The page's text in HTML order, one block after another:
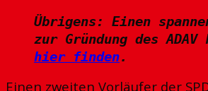
Übrigens: Einen
zur Gründung des
hier finden.
Einen zweiten Vorläufer der